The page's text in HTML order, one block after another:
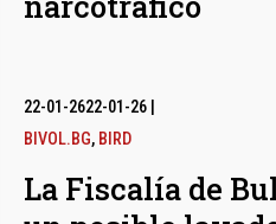
22-01-2622-01-26
BIVOL.BG, BIRD
La Fiscalía de